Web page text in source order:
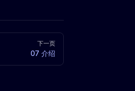
下一页
07 介绍